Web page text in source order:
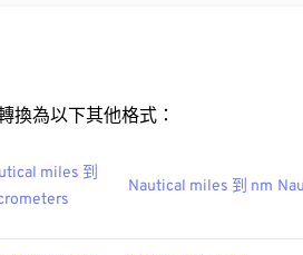
換為以下其他格式：
miles 到
Nautical miles 到 nm